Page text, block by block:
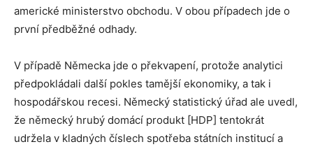
americké ministerstvo obchodu. V obou případech jde o
první předběžné odhady.
V případě Německa jde o překvapení, protože analytici
předpokládali další pokles tamější ekonomiky, a tak i
hospodářskou recesi. Německý statistický úřad ale uvedl,
že německý hrubý domácí produkt [HDP] tentokrát
udržela v kladných číslech spotřeba státních institucí a